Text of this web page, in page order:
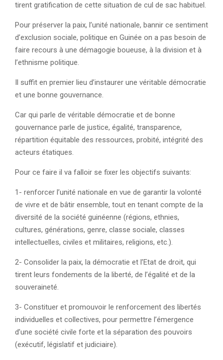
tirent gratification de cette situation de cul de sac habituel.
Pour préserver la paix, l’unité nationale, bannir ce sentiment
d’exclusion sociale, politique en Guinée on a pas besoin de
faire recours à une démagogie boueuse, à la division et à
l’ethnisme politique.
Il suffit en premier lieu d’instaurer une véritable démocratie
et une bonne gouvernance.
Car qui parle de véritable démocratie et de bonne
gouvernance parle de justice, égalité, transparence,
répartition équitable des ressources, probité, intégrité des
acteurs étatiques.
Pour ce faire il va falloir se fixer les objectifs suivants:
1- renforcer l’unité nationale en vue de garantir la volonté
de vivre et de bâtir ensemble, tout en tenant compte de la
diversité de la société guinéenne (régions, ethnies,
cultures, générations, genre, classe sociale, classes
intellectuelles, civiles et militaires, religions, etc.).
2- Consolider la paix, la démocratie et l’Etat de droit, qui
tirent leurs fondements de la liberté, de l’égalité et de la
souveraineté.
3- Constituer et promouvoir le renforcement des libertés
individuelles et collectives, pour permettre l’émergence
d’une société civile forte et la séparation des pouvoirs
(exécutif, législatif et judiciaire).